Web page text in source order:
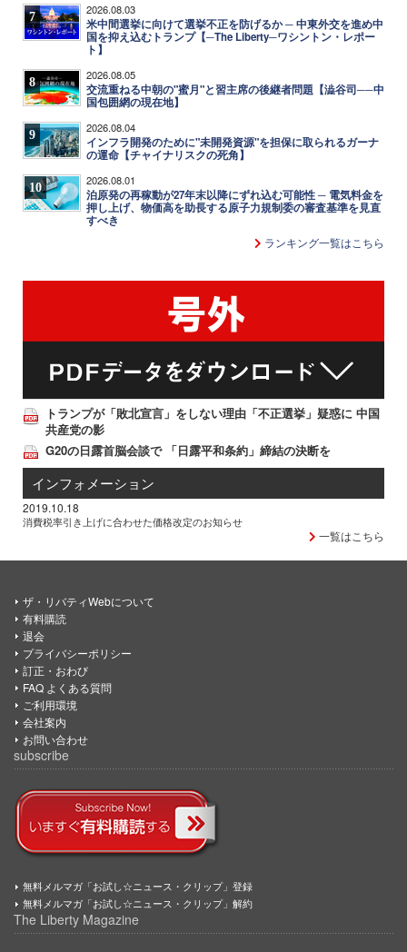
7 2026.08.03
米中間選挙に向けて選挙不正を防げるか ─ 中東外交を進め中
国を抑え込むトランプ【─The Liberty─ワシントン・レポー
ト】
8 2026.08.05
交流重ねる中朝の"蜜月"と習主席の後継者問題【澁谷司──中
国包囲網の現在地】
9 2026.08.04
インフラ開発のために"未開発資源"を担保に取られるガーナ
の運命【チャイナリスクの死角】
10 2026.08.01
泊原発の再稼動が27年末以降にずれ込む可能性 ─ 電気料金を
押し上げ、物価高を助長する原子力規制委の審査基準を見直
すべき
ランキング一覧はこちら
トランプが「敗北宣言」をしない理由「不正選挙」疑惑に 中国
共産党の影
G20の日露首脳会談で 「日露平和条約」締結の決断を
インフォメーション
2019.10.18
消費税率引き上げに合わせた価格改定のお知らせ
一覧はこちら
ザ・リバティWebについて
有料購読
退会
プライバシーポリシー
訂正・おわび
FAQ よくある質問
ご利用環境
会社案内
お問い合わせ
subscribe
無料メルマガ「お試し☆ニュース・クリップ」登録
無料メルマガ「お試し☆ニュース・クリップ」解約
The Liberty Magazine